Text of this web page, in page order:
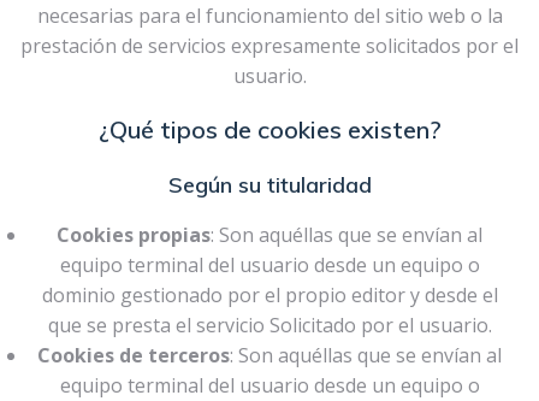
necesarias para el funcionamiento del sitio web o la
prestación de servicios expresamente solicitados por el
usuario.
¿Qué tipos de cookies existen?
Según su titularidad
Cookies propias: Son aquéllas que se envían al
equipo terminal del usuario desde un equipo o
dominio gestionado por el propio editor y desde el
que se presta el servicio Solicitado por el usuario.
Cookies de terceros: Son aquéllas que se envían al
equipo terminal del usuario desde un equipo o